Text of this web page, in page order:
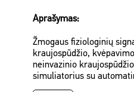
Aprašymas:
Žmogaus fiziologinių
kraujospūdžio,
neinvazinio
simuliatorius su